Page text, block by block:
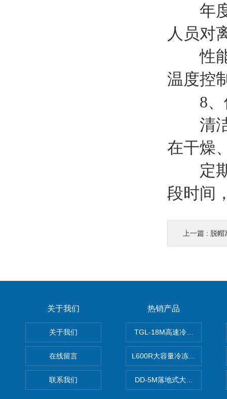
年度
人员对
性能
温度控
8、
清洁
在干燥
定期
段时间
上一篇 : 脱帽
关于我们
关于我们
在线留言
联系我们
热销产品
TGL-18M高速冷冻离心机厂
L600R大容量冷冻离心机报价
DD-5M落地式大容量离心机